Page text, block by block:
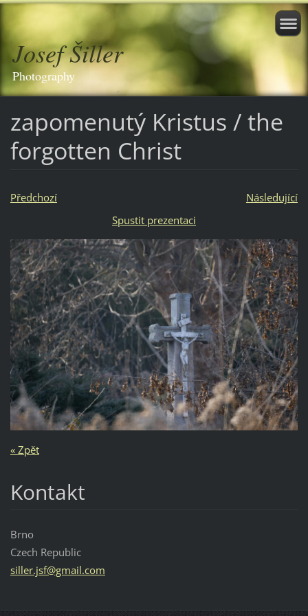
Josef Šiller
Photography
zapomenutý Kristus / the
forgotten Christ
Předchozí
Následující
Spustit prezentaci
« Zpět
Kontakt
Brno
Czech Republic
siller.jsf@gmail.com